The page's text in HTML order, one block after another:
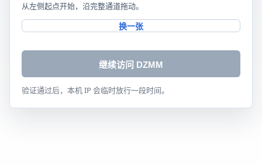
从左侧起点开始，沿完整通道拖动。
换一张
继续访问 DZMM
验证通过后，本机 IP 会临时放行一段时间。